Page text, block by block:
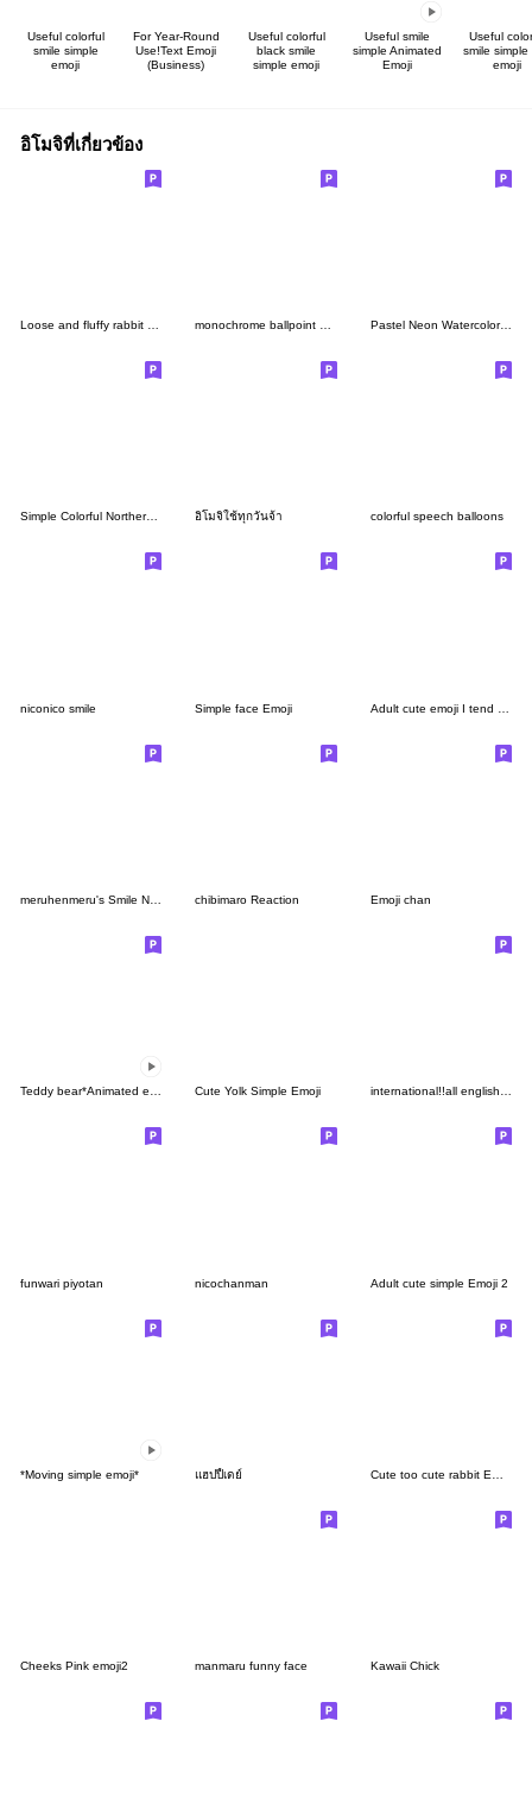
Useful colorful
smile simple
emoji
For Year-Round
Use!Text Emoji
(Business)
Useful colorful
black smile
simple emoji
Useful smile
simple Animated
Emoji
Useful
smile simple
emoji
อิโมจิที่เกี่ยวข้อง
Pastel Neon Watercolor Smile Emoji
Simple Colorful Northern Europe Smile อิโมจิใช้ทุกวันจ้า colorful speech balloons
niconico smile Simple face Emoji
chibimaro Reaction Emoji chan
Teddy bear*Animated emoji Cute Yolk Simple Emoji international!!all english emoji
funwari piyotan nicochanman Adult cute simple Emoji 2
*Moving simple emoji* แฮปปี้เดย์
Cheeks Pink emoji2 manmaru funny face Kawaii Chick